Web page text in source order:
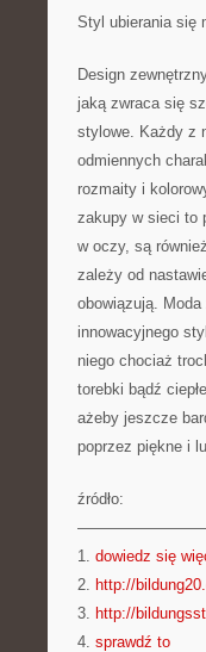
Styl ubierania się
Design
jaką zwraca się
stylowe. Każdy z
odmiennych
rozmaity i
zakupy w sieci to
w oczy, są
zależy od
obowiązują.
innowacyjnego
niego chociaż
torebki bądź
ażeby jeszcze
poprzez piękne i
źródło:
1. dowiedz się
2. http://
3. http://
4. sprawdź to